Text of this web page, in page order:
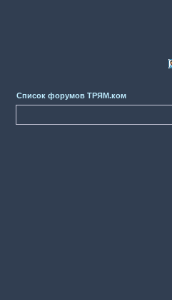
Список форумов ТРЯМ.ком